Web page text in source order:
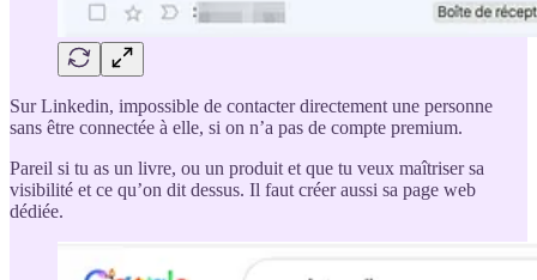
Sur Linkedin, impossible de contacter directement une personne
sans être connectée à elle, si on n’a pas de compte premium.
Pareil si tu as un livre, ou un produit et que tu veux maîtriser sa
visibilité et ce qu’on dit dessus. Il faut créer aussi sa page web
dédiée.